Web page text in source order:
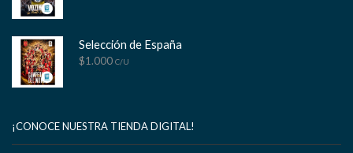
Selección de España
$1.000 C/U
¡CONOCE NUESTRA TIENDA DIGITAL!